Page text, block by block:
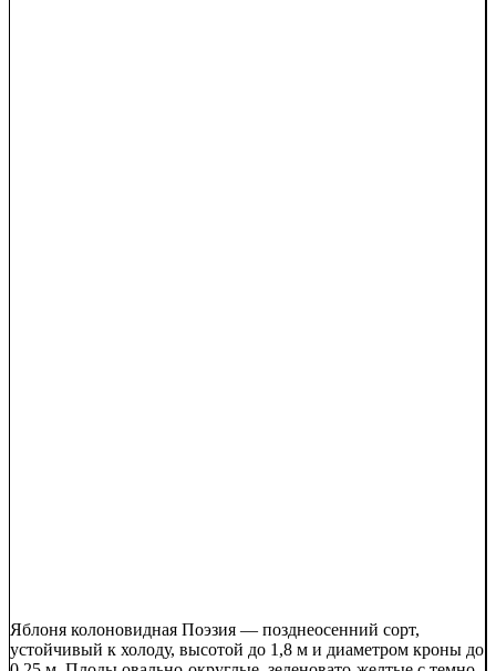
Яблоня колоновидная Поэзия — позднеосенний сорт,
устойчивый к холоду, высотой до 1,8 м и диаметром кроны до